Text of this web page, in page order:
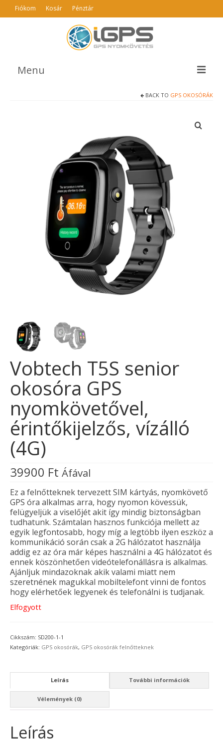
Fiókom Kosár Pénztár
Menu
KAPCSOLAT
BACK TO GPS OKOSÓRÁK
Vobtech T5S senior
okosóra GPS
nyomkövetővel,
érintőkijelzős, vízálló
(4G)
39900 Ft Áfával
Ez a felnőtteknek tervezett SIM kártyás, nyomkövető
GPS óra alkalmas arra, hogy nyomon kövessük,
felügyeljük a viselőjét akit így mindig biztonságban
tudhatunk. Számtalan hasznos funkciója mellett az
egyik legfontosabb, hogy míg a legtöbb ilyen eszköz a
kommunikáció során csak a 2G hálózatot használja
addig ez az óra már képes használni a 4G hálózatot és
ennek köszönhetően videótelefonállásra is alkalmas.
Ajánljuk mindazoknak akik valami miatt nem
szeretnének magukkal mobiltelefont vinni de fontos
hogy elérhetőek legyenek és telefonálni is tudjanak.
Elfogyott
Cikkszám: SD200-1-1
Kategóriák: GPS okosórák, GPS okosórák felnőtteknek
Leírás További információk
Vélemények (0)
Leírás